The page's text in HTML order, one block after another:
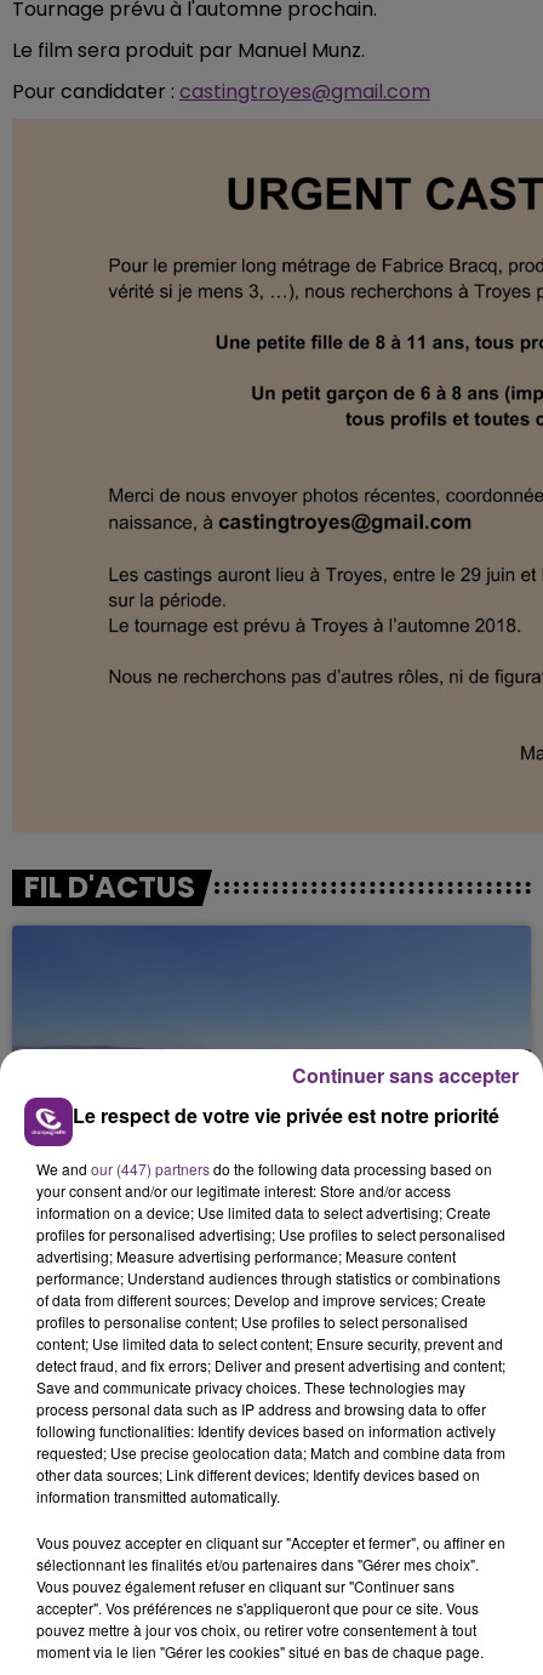
Tournage prévu à l'automne prochain.
Le film sera produit par Manuel Munz.
Pour candidater : castingtroyes@gmail.com
FIL D'ACTUS
SI TOUT LE MONDE FAIT ÇA, MOI L'ANNÉE
PROCHAINE JE VENDANGE EN...
La vendange en Champagne a débuté ce jeudi 6
août dans la commune de Montgueux (Aube). Du
jamais vu !
L'INSPECTION DU TRAVAIL RAPPELLE À
L'ORDRE SUR LES CONDITIONS DE...
Alors que les dates de début des vendange 2026
s'est avéré être plus précoce que prévu,
l'inspection du Travail en profite pour rappeler
les conditions de...
TITRES DIFFUSÉS
4h56
4h56 4h54
4h54
Le respect de votre vie privée est notre priorité
We and our (447) partnersdo the following data processing based on
your consent and/or our legitimate interest: Store and/or access
information on a device; Use limited data to select advertising; Create
profiles for personalised advertising; Use profiles to select personalised
advertising; Measure advertising performance; Measure content
performance; Understand audiences through statistics or combinations
of data from different sources; Develop and improve services; Create
profiles to personalise content; Use profiles to select personalised
content; Use limited data to select content; Ensure security, prevent and
detect fraud, and fix errors; Deliver and present advertising and content;
Save and communicate privacy choices. These technologies may
process personal data such as IP address and browsing data to offer
following functionalities: Identify devices based on information actively
requested; Use precise geolocation data; Match and combine data from
other data sources; Link different devices; Identify devices based on
information transmitted automatically.
Vous pouvez accepter en cliquant sur "Accepter et fermer", ou affiner en
sélectionnant les finalités et/ou partenaires dans "Gérer mes choix".
Vous pouvez également refuser en cliquant sur "Continuer sans
accepter". Vos préférences ne s'appliqueront que pour ce site. Vous
pouvez mettre à jour vos choix, ou retirer votre consentement à tout
moment via le lien "Gérer les cookies" situé en bas de chaque page.
Continuer sans accepter